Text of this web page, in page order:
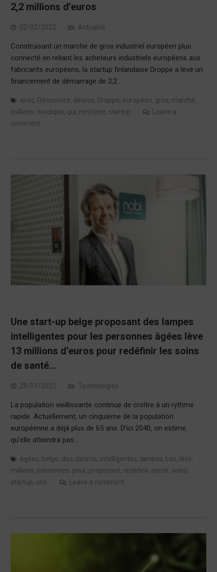
2,2 millions d’euros
02/02/2022 Actualité
Construisant un marché de gros industriel européen plus
connecté en reliant les acheteurs industriels européens aux
fabricants européens, la startup finlandaise Droppe a levé un
financement de démarrage de 2,2…
avec, Découvrez, deuros, Droppe, européen, gros, marché,
millions, nordique, qui, renforce, startup
Leave a
comment
Une start-up belge proposant des lampes
intelligentes pour les personnes âgées lève
13 millions d’euros pour redéfinir les soins
de santé…
28/01/2022 Technologies
La population vieillissante continue de croître à un rythme
rapide. Actuellement, un cinquième de la population
européenne a déjà plus de 65 ans. D’ici 2040, on estime
qu’elle atteindra pas…
âgées, belge, des, deuros, intelligentes, lampes, Les, lève,
millions, personnes, pour, proposant, redéfinir, santé, soins,
startup, une Leave a comment